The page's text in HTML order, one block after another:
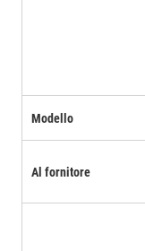
Modello
Al fornitore